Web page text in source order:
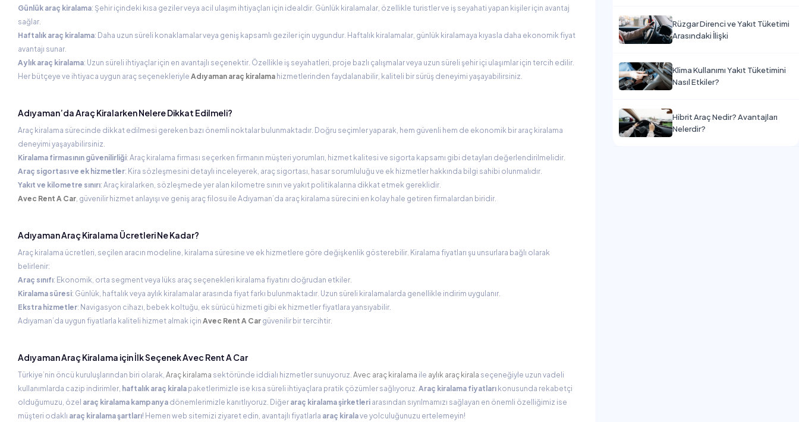
Günlük araç kiralama: Şehir içindeki kısa geziler veya acil ulaşım ihtiyaçları için idealdir. Günlük kiralamalar, özellikle turistler ve iş seyahati yapan kişiler için avantaj
sağlar.
Haftalık araç kiralama: Daha uzun süreli konaklamalar veya geniş kapsamlı geziler için uygundur. Haftalık kiralamalar, günlük kiralamaya kıyasla daha ekonomik fiyat
avantajı sunar.
Aylık araç kiralama: Uzun süreli ihtiyaçlar için en avantajlı seçenektir. Özellikle iş seyahatleri, proje bazlı çalışmalar veya uzun süreli şehir içi ulaşımlar için tercih edilir.
Her bütçeye ve ihtiyaca uygun araç seçenekleriyle Adıyaman araç kiralama hizmetlerinden faydalanabilir, kaliteli bir sürüş deneyimi yaşayabilirsiniz.
Adıyaman’da Araç Kiralarken Nelere Dikkat Edilmeli?
Araç kiralama sürecinde dikkat edilmesi gereken bazı önemli noktalar bulunmaktadır. Doğru seçimler yaparak, hem güvenli hem de ekonomik bir araç kiralama
deneyimi yaşayabilirsiniz.
Kiralama firmasının güvenilirliği: Araç kiralama firması seçerken firmanın müşteri yorumları, hizmet kalitesi ve sigorta kapsamı gibi detayları değerlendirilmelidir.
Araç sigortası ve ek hizmetler: Kira sözleşmesini detaylı inceleyerek, araç sigortası, hasar sorumluluğu ve ek hizmetler hakkında bilgi sahibi olunmalıdır.
Yakıt ve kilometre sınırı: Araç kiralarken, sözleşmede yer alan kilometre sınırı ve yakıt politikalarına dikkat etmek gereklidir.
Avec Rent A Car, güvenilir hizmet anlayışı ve geniş araç filosu ile Adıyaman’da araç kiralama sürecini en kolay hale getiren firmalardan biridir.
Adıyaman Araç Kiralama Ücretleri Ne Kadar?
Araç kiralama ücretleri, seçilen aracın modeline, kiralama süresine ve ek hizmetlere göre değişkenlik gösterebilir. Kiralama fiyatları şu unsurlara bağlı olarak
belirlenir:
Araç sınıfı: Ekonomik, orta segment veya lüks araç seçenekleri kiralama fiyatını doğrudan etkiler.
Kiralama süresi: Günlük, haftalık veya aylık kiralamalar arasında fiyat farkı bulunmaktadır. Uzun süreli kiralamalarda genellikle indirim uygulanır.
Ekstra hizmetler: Navigasyon cihazı, bebek koltuğu, ek sürücü hizmeti gibi ek hizmetler fiyatlara yansıyabilir.
Adıyaman’da uygun fiyatlarla kaliteli hizmet almak için Avec Rent A Car güvenilir bir tercihtir.
Adıyaman Araç Kiralama için İlk Seçenek Avec Rent A Car
Türkiye’nin öncü kuruluşlarından biri olarak, Araç kiralama sektöründe iddialı hizmetler sunuyoruz. Avec araç kiralama ile aylık araç kirala seçeneğiyle uzun vadeli
kullanımlarda cazip indirimler, haftalık araç kirala paketlerimizle ise kısa süreli ihtiyaçlara pratik çözümler sağlıyoruz. Araç kiralama fiyatları konusunda rekabetçi
olduğumuzu, özel araç kiralama kampanya dönemlerimizle kanıtlıyoruz. Diğer araç kiralama şirketleri arasından sıyrılmamızı sağlayan en önemli özelliğimiz ise
müşteri odaklı araç kiralama şartları! Hemen web sitemizi ziyaret edin, avantajlı fiyatlarla araç kiralave yolculuğunuzu ertelemeyin!
Rüzgar Direnci ve Yakıt Tüketimi
Arasındaki İlişki
Klima Kullanımı Yakıt Tüketimini
Nasıl Etkiler?
Hibrit Araç Nedir? Avantajları
Nelerdir?